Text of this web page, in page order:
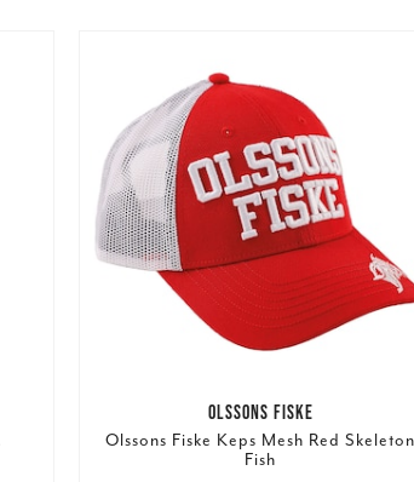
OLSSONS FISKE
Olssons Fiske Keps Mesh Red Skeleton
Fish